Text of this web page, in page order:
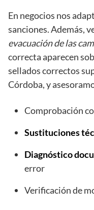
En negocios nos
sanciones. Además,
evacuación de las
correcta aparecen
sellados correctos
Córdoba, y
Comprobación
Sustituciones
Diagnóstico
error
Verificación de